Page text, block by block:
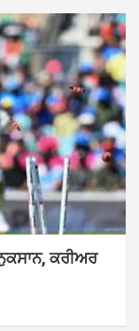
ਕਰੀਅਰ